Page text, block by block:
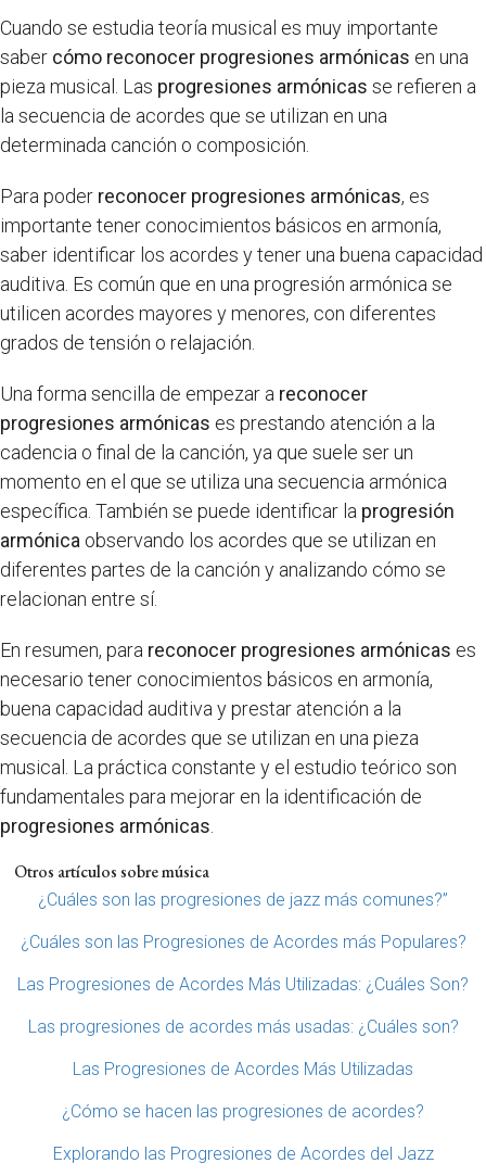
Cuando se estudia teoría musical es muy importante
saber cómo reconocer progresiones armónicas en una
pieza musical. Las progresiones armónicas se refieren a
la secuencia de acordes que se utilizan en una
determinada canción o composición.
Para poder reconocer progresiones armónicas, es
importante tener conocimientos básicos en armonía,
saber identificar los acordes y tener una buena capacidad
auditiva. Es común que en una progresión armónica se
utilicen acordes mayores y menores, con diferentes
grados de tensión o relajación.
Una forma sencilla de empezar a reconocer
progresiones armónicas es prestando atención a la
cadencia o final de la canción, ya que suele ser un
momento en el que se utiliza una secuencia armónica
específica. También se puede identificar la progresión
armónica observando los acordes que se utilizan en
diferentes partes de la canción y analizando cómo se
relacionan entre sí.
En resumen, para reconocer progresiones armónicas es
necesario tener conocimientos básicos en armonía,
buena capacidad auditiva y prestar atención a la
secuencia de acordes que se utilizan en una pieza
musical. La práctica constante y el estudio teórico son
fundamentales para mejorar en la identificación de
progresiones armónicas.
Otros artículos sobre música
¿Cuáles son las progresiones de jazz más comunes?”
¿Cuáles son las Progresiones de Acordes más Populares?
Las Progresiones de Acordes Más Utilizadas: ¿Cuáles Son?
Las progresiones de acordes más usadas: ¿Cuáles son?
Las Progresiones de Acordes Más Utilizadas
¿Cómo se hacen las progresiones de acordes?
Explorando las Progresiones de Acordes del Jazz